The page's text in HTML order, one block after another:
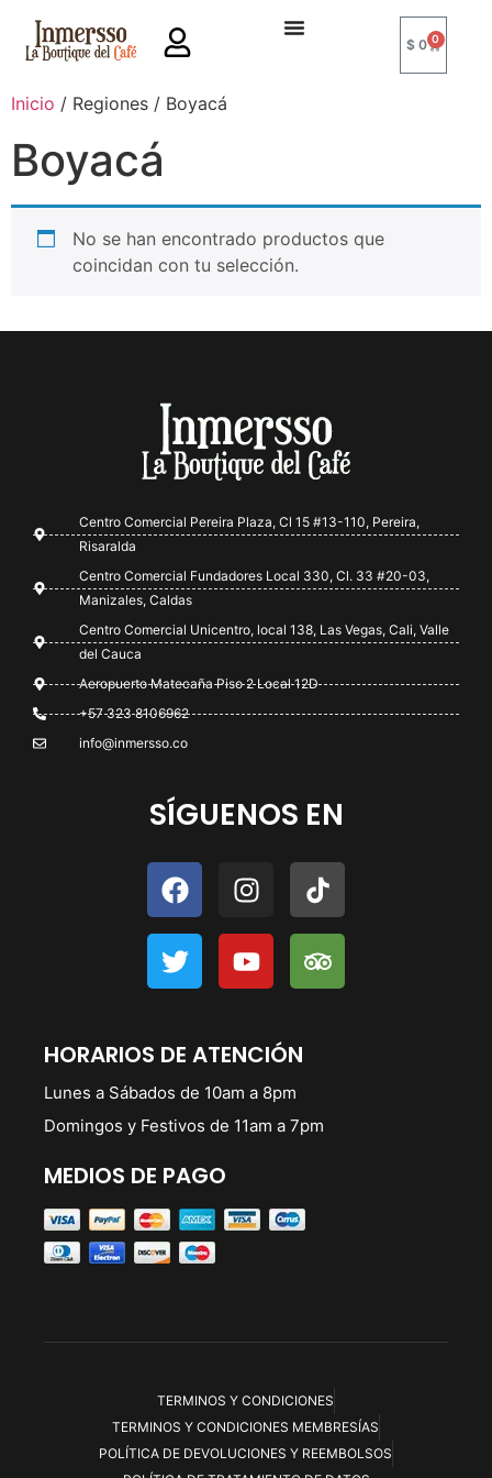
$0 0
Inicio / Regiones / Boyacá
Boyacá
No se han encontrado productos que
coincidan con tu selección.
Centro Comercial Pereira Plaza, Cl 15 #13-110, Pereira,
Risaralda
Centro Comercial Fundadores Local 330, Cl. 33 #20-03,
Manizales, Caldas
Centro Comercial Unicentro, local 138, Las Vegas, Cali, Valle
del Cauca
Aeropuerto Matecaña Piso 2 Local 12D
+57 323 8106962
info@inmersso.co
SÍGUENOS EN
HORARIOS DE ATENCIÓN
Lunes a Sábados de 10am a 8pm
Domingos y Festivos de 11am a 7pm
MEDIOS DE PAGO
TERMINOS Y CONDICIONES
TERMINOS Y CONDICIONES MEMBRESÍAS
POLÍTICA DE DEVOLUCIONES Y REEMBOLSOS